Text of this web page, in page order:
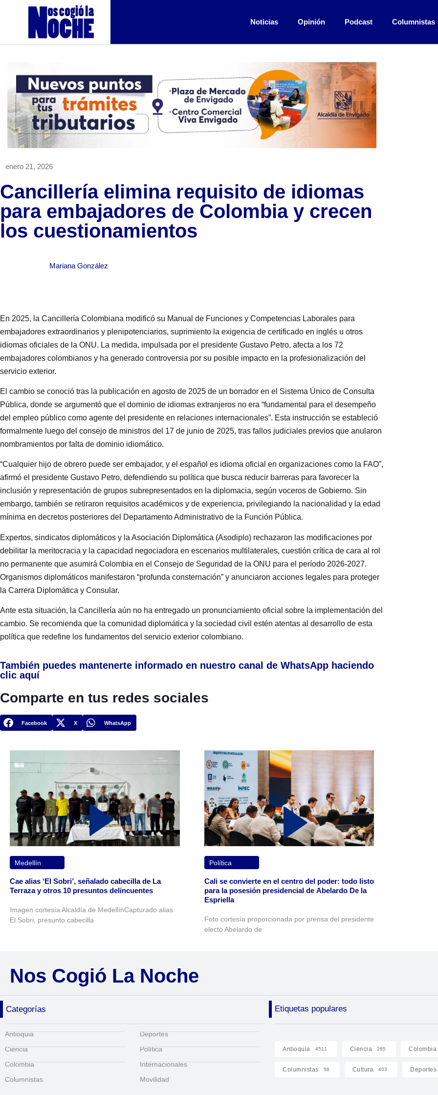
Noticias Opinión Podcast Columnistas
enero 21, 2026
Cancillería elimina requisito de idiomas
para embajadores de Colombia y crecen
los cuestionamientos
Mariana González
En 2025, la Cancillería Colombiana modificó su Manual de Funciones y Competencias Laborales para
embajadores extraordinarios y plenipotenciarios, suprimiento la exigencia de certificado en inglés u otros
idiomas oficiales de la ONU. La medida, impulsada por el presidente Gustavo Petro, afecta a los 72
embajadores colombianos y ha generado controversia por su posible impacto en la profesionalización del
servicio exterior.
El cambio se conoció tras la publicación en agosto de 2025 de un borrador en el Sistema Único de Consulta
Pública, donde se argumentó que el dominio de idiomas extranjeros no era “fundamental para el desempeño
del empleo público como agente del presidente en relaciones internacionales”. Esta instrucción se estableció
formalmente luego del consejo de ministros del 17 de junio de 2025, tras fallos judiciales previos que anularon
nombramientos por falta de dominio idiomático.
“Cualquier hijo de obrero puede ser embajador, y el español es idioma oficial en organizaciones como la FAO”,
afirmó el presidente Gustavo Petro, defendiendo su política que busca reducir barreras para favorecer la
inclusión y representación de grupos subrepresentados en la diplomacia, según voceros de Gobierno. Sin
embargo, también se retiraron requisitos académicos y de experiencia, privilegiando la nacionalidad y la edad
mínima en decretos posteriores del Departamento Administrativo de la Función Pública.
Expertos, sindicatos diplomáticos y la Asociación Diplomática (Asodiplo) rechazaron las modificaciones por
debilitar la meritocracia y la capacidad negociadora en escenarios multilaterales, cuestión crítica de cara al rol
no permanente que asumirá Colombia en el Consejo de Seguridad de la ONU para el período 2026-2027.
Organismos diplomáticos manifestaron “profunda consternación” y anunciaron acciones legales para proteger
la Carrera Diplomática y Consular.
Ante esta situación, la Cancillería aún no ha entregado un pronunciamiento oficial sobre la implementación del
cambio. Se recomienda que la comunidad diplomática y la sociedad civil estén atentas al desarrollo de esta
política que redefine los fundamentos del servicio exterior colombiano.
También puedes mantenerte informado en nuestro canal de WhatsApp haciendo
clic aquí
Comparte en tus redes sociales
Facebook X WhatsApp
Medellín
Cae alias ‘El Sobri’, señalado cabecilla de La
Terraza y otros 10 presuntos delincuentes
Imagen cortesía Alcaldía de MedellínCapturado alias
El Sobri, presunto cabecilla
Política
Cali se convierte en el centro del poder: todo listo
para la posesión presidencial de Abelardo De la
Espriella
Foto cortesía proporcionada por prensa del presidente
electo Abelardo de
Nos Cogió La Noche
Categorías Etiquetas populares
Antioquia
Ciencia
Colombia
Columnistas
Deportes
Política
Internacionales
Movilidad
Antioquia 4511 Ciencia 285 Colombia
Columnistas 58 Cultura 403 Deportes